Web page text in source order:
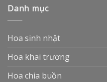
Danh mục
Hoa sinh nhật
Hoa khai trương
Hoa chia buồn